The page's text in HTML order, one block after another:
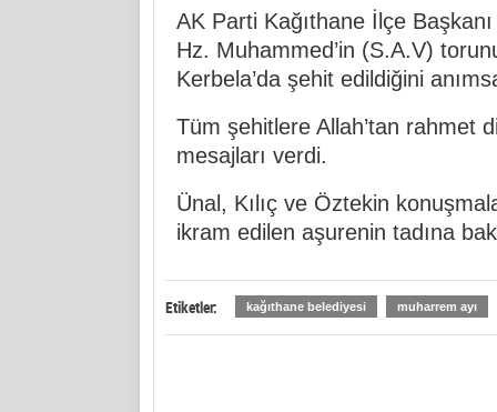
AK Parti Kağıthane İlçe
Hz. Muhammed’in (S.A.V)
Kerbela’da şehit edildiğini
Tüm şehitlere Allah’tan rahmet
mesajları verdi.
Ünal, Kılıç ve Öztekin
ikram edilen aşurenin tadına
Etiketler: kağıthane belediyesi muharrem ayı